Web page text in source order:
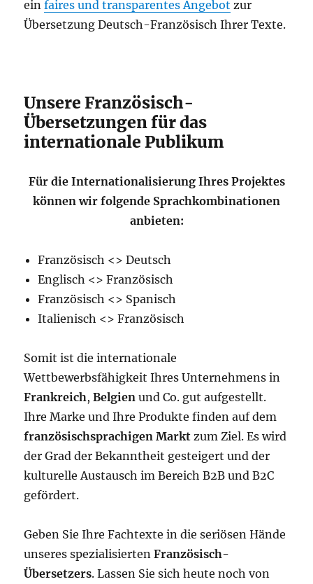
einfaires und transparentes Angebot zur
Übersetzung Deutsch-Französisch Ihrer Texte.
Unsere Französisch-
Übersetzungen für das
internationale Publikum
Für die Internationalisierung Ihres Projektes
können wir folgende Sprachkombinationen
anbieten:
Französisch <> Deutsch
Englisch <> Französisch
Französisch <> Spanisch
Italienisch <> Französisch
Somit ist die internationale
Wettbewerbsfähigkeit Ihres Unternehmens in
Frankreich,Belgien und Co. gut aufgestellt.
Ihre Marke und Ihre Produkte finden auf dem
französischsprachigen Markt zum Ziel. Es wird
der Grad der Bekanntheit gesteigert und der
kulturelle Austausch im Bereich B2B und B2C
gefördert.
Geben Sie Ihre Fachtexte in die seriösen Hände
unseres spezialisiertenFranzösisch-
Übersetzers. Lassen Sie sich heute noch von